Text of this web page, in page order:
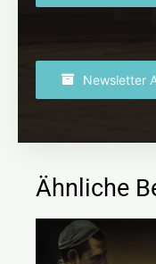
Newsletter
Ähnliche